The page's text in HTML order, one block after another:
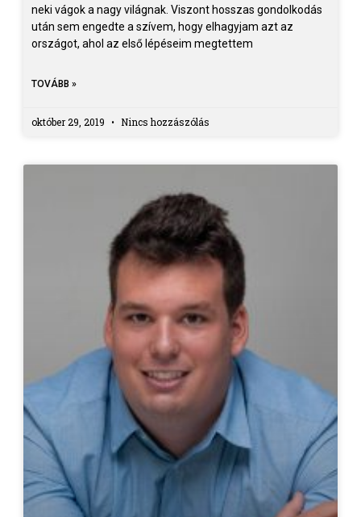
neki vágok a nagy világnak. Viszont hosszas gondolkodás
után sem engedte a szívem, hogy elhagyjam azt az
országot, ahol az első lépéseim megtettem
TOVÁBB »
október 29, 2019 Nincs hozzászólás